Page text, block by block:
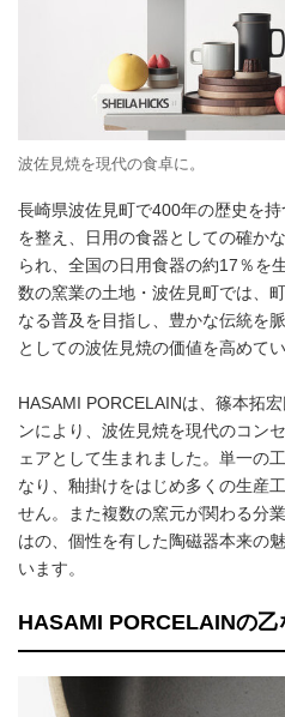
波佐見焼を現代の食卓に。
長崎県波佐見町で400年の歴史を
を整え、日用の食器としての確か
られ、全国の日用食器の約17％を
数の窯業の土地・波佐見町では、
なる普及を目指し、豊かな伝統を
としての波佐見焼の価値を高めてい
HASAMI PORCELAINは、篠本拓
ンにより、波佐見焼を現代のコン
ェアとして生まれました。単一の
なり、釉掛けをはじめ多くの生産
せん。また複数の窯元が関わる分
はの、個性を有した陶磁器本来の
います。
HASAMI PORCELAINの乙